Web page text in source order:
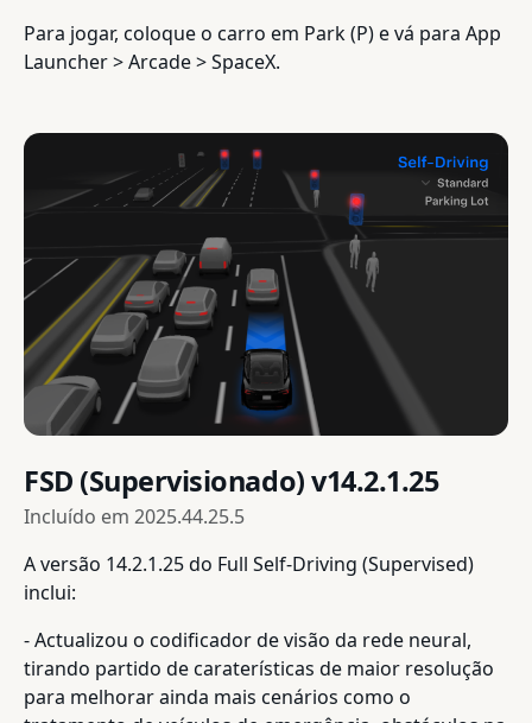
Para jogar, coloque o carro em Park (P) e vá para App
Launcher > Arcade > SpaceX.
FSD (Supervisionado) v14.2.1.25
Incluído em 2025.44.25.5
A versão 14.2.1.25 do Full Self-Driving (Supervised)
inclui:
- Actualizou o codificador de visão da rede neural,
tirando partido de caraterísticas de maior resolução
para melhorar ainda mais cenários como o